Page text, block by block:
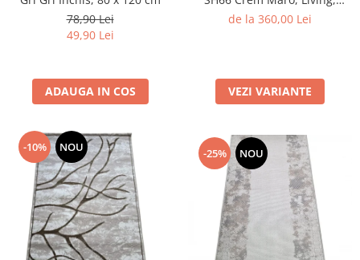
78,90 Lei
49,90 Lei
ADAUGA IN COS
Dormitor
de la 360,00 Lei
VEZI VARIANTE
-10% NOU -25% NOU